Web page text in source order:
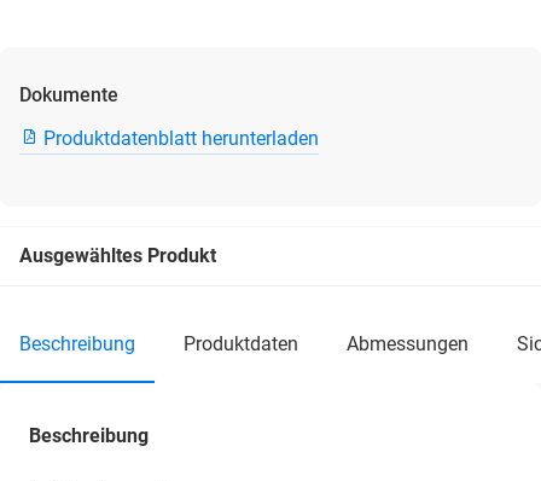
Dokumente
Produktdatenblatt herunterladen
Ausgewähltes Produkt
beschreibung produktdaten abmessungen
Beschreibung